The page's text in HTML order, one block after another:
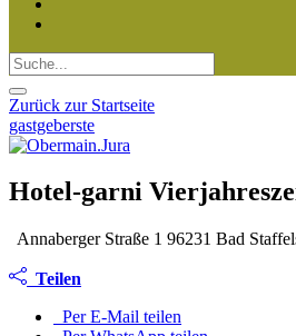
Zurück zur Startseite
gastgeberste
Hotel-garni
Annaberger Straße 1 96231 Bad
Teilen
Per E-Mail teilen